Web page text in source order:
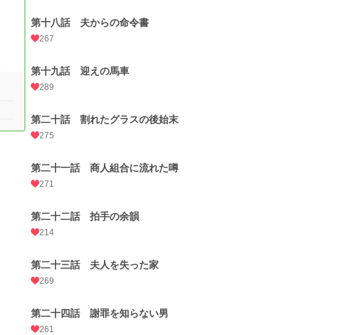
第十八話 夫からの命令書
267
第十九話 迎えの馬車
289
第二十話 割れたグラスの後始末
275
第二十一話 商人組合に流れた噂
271
第二十二話 拍手の余韻
214
第二十三話 夫人を失った家
269
第二十四話 謝罪を知らない男
261